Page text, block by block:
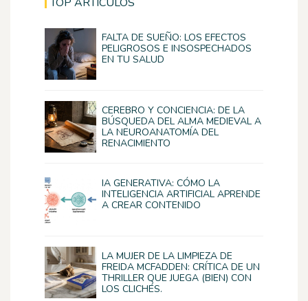
FALTA DE SUEÑO: LOS EFECTOS
PELIGROSOS E INSOSPECHADOS
EN TU SALUD
CEREBRO Y CONCIENCIA: DE LA
BÚSQUEDA DEL ALMA MEDIEVAL A
LA NEUROANATOMÍA DEL
RENACIMIENTO
IA GENERATIVA: CÓMO LA
INTELIGENCIA ARTIFICIAL APRENDE
A CREAR CONTENIDO
LA MUJER DE LA LIMPIEZA DE
FREIDA MCFADDEN: CRÍTICA DE UN
THRILLER QUE JUEGA (BIEN) CON
LOS CLICHÉS.